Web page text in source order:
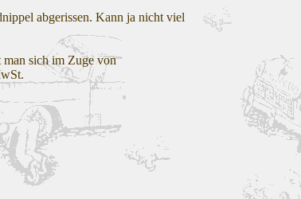
abgerissen. Kann ja nicht viel
sich im Zuge von